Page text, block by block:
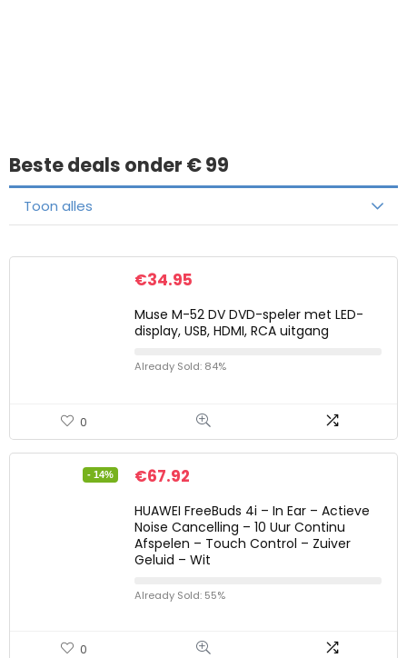
Beste deals onder € 99
Toon alles
€34.95
Muse M-52 DV DVD-speler met LED-
display, USB, HDMI, RCA uitgang
Already Sold: 84%
0
- 14% €67.92
HUAWEI FreeBuds 4i – In Ear – Actieve
Noise Cancelling – 10 Uur Continu
Afspelen – Touch Control – Zuiver
Geluid – Wit
Already Sold: 55%
0